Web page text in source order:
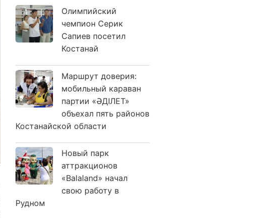
Олимпийский
чемпион Серик
Сапиев посетил
Костанай
Маршрут доверия:
мобильный караван
партии «ӘДІЛЕТ»
объехал пять районов
Костанайской области
Новый парк
аттракционов
«Balaland» начал
свою работу в
Рудном